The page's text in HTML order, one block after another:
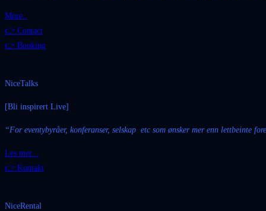
More..
👉 Contact
👉 Booking
NiceTalks
[Bli inspirert Live]
“For eventybyråer, konferanser, selskap etc som ønsker mer enn lettbeinte
Les mer...
👉 Kontakt
NiceRental